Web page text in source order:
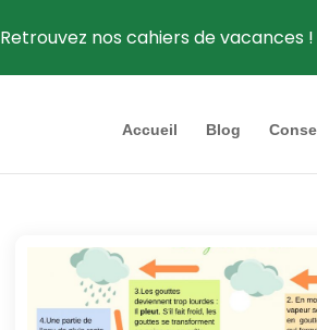
Accueil Blog
Retrouvez nos cahiers de vacances